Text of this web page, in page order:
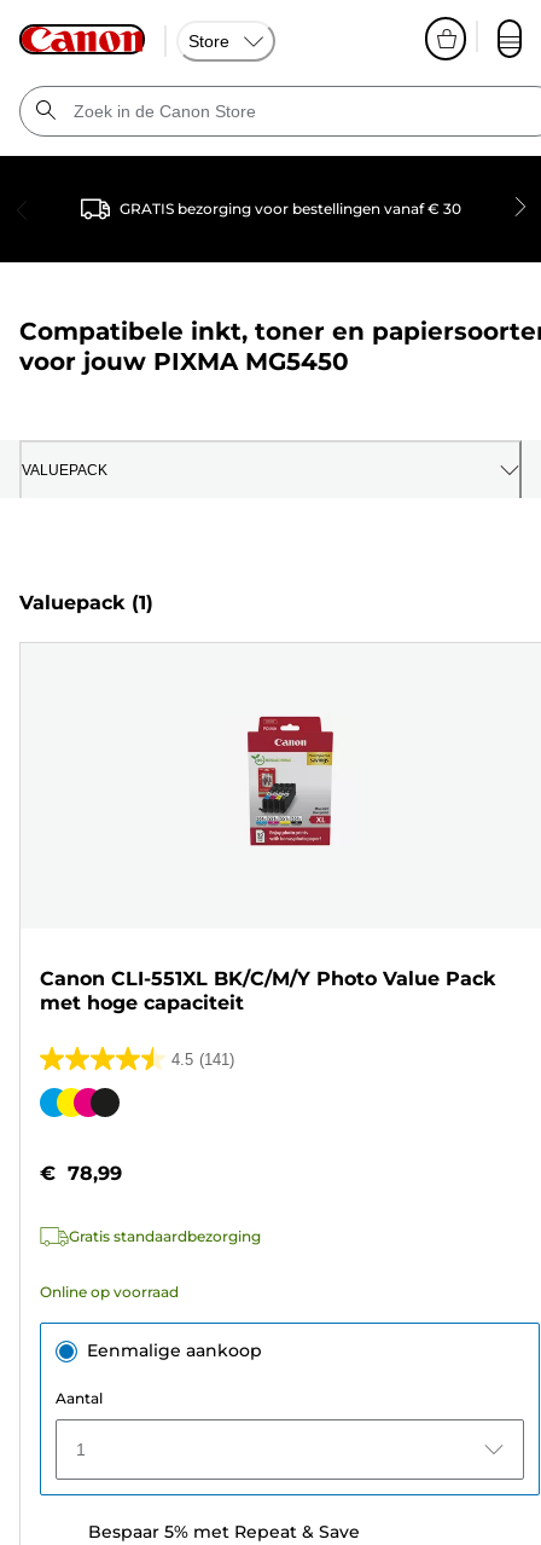
Store
GRATIS bezorging voor bestellingen vanaf € 30
Compatibele inkt, toner en
voor jouw PIXMA MG5450
VALUEPACK
Valuepack (1)
Canon CLI-551XL BK/C/M/Y Photo Value Pack
met hoge capaciteit
4.5 (141)
4.5
van
sterren.
beoordelingen
Kleurencartridge
€ 78,99
Gratis standaardbezorging
Online op voorraad
Eenmalige aankoop
Aantal
1
Bespaar 5% met Repeat & Save